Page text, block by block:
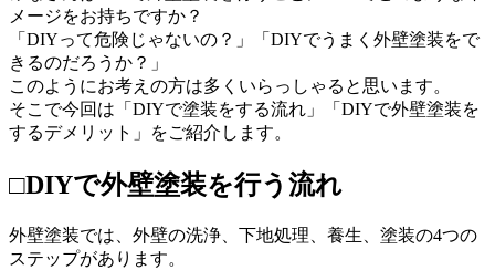
メージをお持ちですか？
「DIYって危険じゃないの？」「DIYでうまく外壁塗装をで
きるのだろうか？」
このようにお考えの方は多くいらっしゃると思います。
そこで今回は「DIYで塗装をする流れ」「DIYで外壁塗装を
するデメリット」をご紹介します。
□DIYで外壁塗装を行う流れ
外壁塗装では、外壁の洗浄、下地処理、養生、塗装の4つの
ステップがあります。